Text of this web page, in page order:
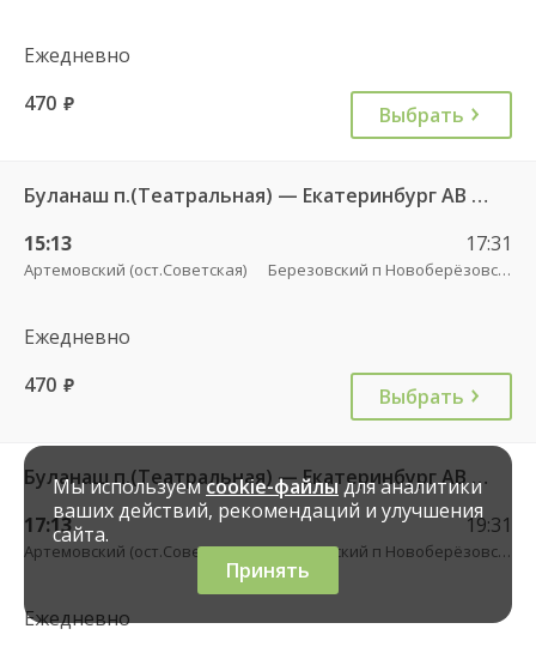
Ежедневно
470 руб. Выбрать
Буланаш п.(Театральная) — Екатеринбург АВ Северный 523
15:13
Артемовский (ост.Советская)
17:31
Березовский п Новоберёзовский
Ежедневно
470 руб. Выбрать
Буланаш п.(Театральная) — Екатеринбург АВ Северный 523
17:13
Артемовский (ост.Советская)
19:31
Березовский п Новоберёзовский
Ежедневно
Мы используемcookie-файлыдля аналитики
ваших действий, рекомендаций и улучшения
сайта.
Принять